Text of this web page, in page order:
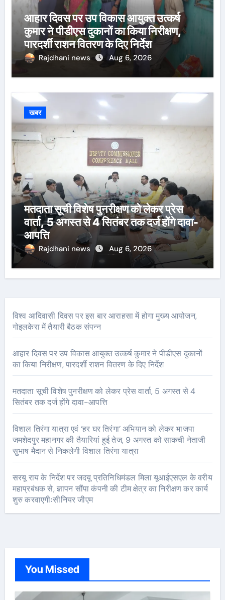
आहार दिवस पर उप विकास आयुक्त उत्कर्ष
कुमार ने पीडीएस दुकानों का किया निरीक्षण,
पारदर्शी राशन वितरण के दिए निर्देश
Rajdhani news Aug 6, 2026
खबर
मतदाता सूची विशेष पुनरीक्षण को लेकर प्रेस
वार्ता, 5 अगस्त से 4 सितंबर तक दर्ज होंगे दावा-
आपत्ति
Rajdhani news Aug 6, 2026
विश्व आदिवासी दिवस पर इस बार आराहसा में होगा मुख्य आयोजन,
गोइलकेरा में तैयारी बैठक संपन्न
आहार दिवस पर उप विकास आयुक्त उत्कर्ष कुमार ने पीडीएस दुकानों
का किया निरीक्षण, पारदर्शी राशन वितरण के दिए निर्देश
मतदाता सूची विशेष पुनरीक्षण को लेकर प्रेस वार्ता, 5 अगस्त से 4
सितंबर तक दर्ज होंगे दावा-आपत्ति
विशाल तिरंगा यात्रा एवं ‘हर घर तिरंगा’ अभियान को लेकर भाजपा
जमशेदपुर महानगर की तैयारियां हुई तेज, 9 अगस्त को साकची नेताजी
सुभाष मैदान से निकलेगी विशाल तिरंगा यात्रा
सरयू राय के निर्देश पर जदयू प्रतिनिधिमंडल मिला यूआईएसएल के वरीय
महाप्रबंधक से, ज्ञापन सौंपा कंपनी की टीम क्षेत्र का निरीक्षण कर कार्य
शुरु करवाएगीःसीनियर जीएम
You Missed